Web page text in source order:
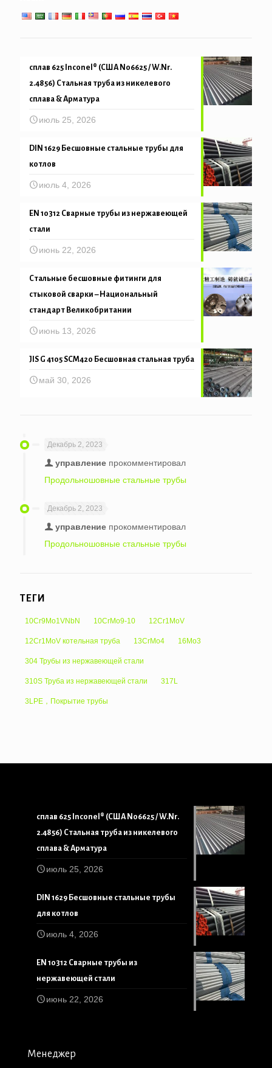
сплав 625 Inconel® (США N06625 / W.Nr.
2.4856) Стальная труба из никелевого
сплава & Арматура
июль 25, 2026
DIN 1629 Бесшовные стальные трубы для
котлов
июль 4, 2026
EN 10312 Сварные трубы из нержавеющей
стали
июнь 22, 2026
Стальные бесшовные фитинги для
стыковой сварки – Национальный
стандарт Великобритании
июнь 13, 2026
JIS G 4105 SCM420 Бесшовная стальная труба
май 30, 2026
Декабрь 2, 2023
управление прокомментировал
Продольношовные стальные трубы
Декабрь 2, 2023
управление прокомментировал
Продольношовные стальные трубы
ТЕГИ
10Cr9Mo1VNbN 10CrMo9-10 12Cr1MoV
12Cr1MoV котельная труба 13CrMo4 16Mo3
304 Трубы из нержавеющей стали
310S Труба из нержавеющей стали 317L
3LPE，Покрытие трубы
сплав 625 Inconel® (США N06625 / W.Nr.
2.4856) Стальная труба из никелевого
сплава & Арматура
июль 25, 2026
DIN 1629 Бесшовные стальные трубы
для котлов
июль 4, 2026
EN 10312 Сварные трубы из
нержавеющей стали
июнь 22, 2026
Менеджер